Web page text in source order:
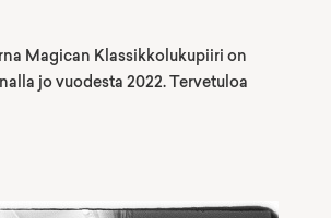
Magican Klassikkolukupiiri on
jo vuodesta 2022. Tervetuloa